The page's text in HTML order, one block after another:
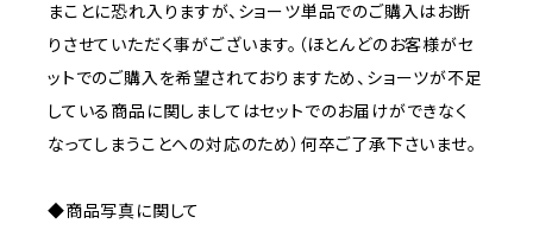
まことに恐れ入りますが、ショーツ単品でのご購入はお断
りさせていただく事がございます。（ほとんどのお客様がセ
ットでのご購入を希望されておりますため、ショーツが不足
している商品に関しましてはセットでのお届けができなく
なってしまうことへの対応のため）何卒ご了承下さいませ。
◆商品写真に関して